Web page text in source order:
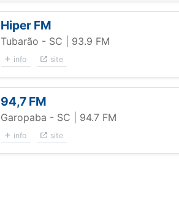
Hiper FM
Tubarão - SC | 93.9 FM
info site
94,7 FM
Garopaba - SC | 94.7 FM
info site